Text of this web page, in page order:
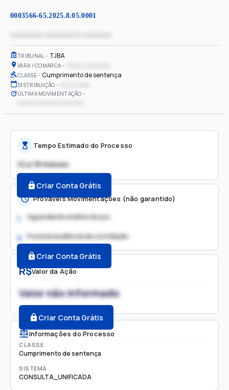
0003566-65.2025.8.05.0001
TRIBUNAL TJBA
VARA / COMARCA
CLASSE Cumprimento de sentença
DISTRIBUIÇÃO
ÚLTIMA MOVIMENTAÇÃO
R$Valor da Ação
Valor não informado
Criar Conta Grátis
Informações do Processo
CLASSE
Cumprimento de sentença
SISTEMA
CONSULTA_UNIFICADA
Tempo Estimado do Processo
12 a 18 meses
Criar Conta Grátis
Prováveis Movimentações (não garantido)
1. Aguardando análise do juiz
2. Possível audiência de conciliação
Criar Conta Grátis